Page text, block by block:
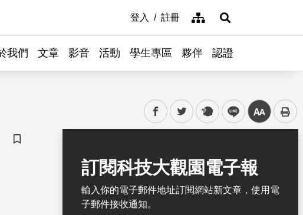
登入 註冊 網站導覽展開搜尋
我們 文章 影音 活動 學生專區 夥伴 認證
facebooktwitter plurk line 中
儲存書籤
訂閱科技大觀園電子報
輸入你的電子郵件地址訂閱網站新文章，使用電
子郵件接收通知。